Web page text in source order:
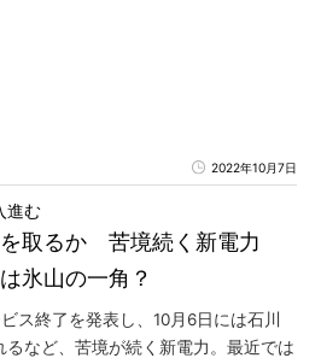
2022年10月7日
を取るか 苦境続く新電力
氷山の一角？
進む
ス終了を発表し、10月6日には石川
など、苦境が続く新電力。最近では